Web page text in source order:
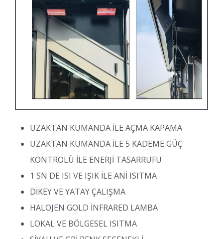
UZAKTAN KUMANDA İLE AÇMA KAPAMA
UZAKTAN KUMANDA İLE 5 KADEME GÜÇ
KONTROLÜ İLE ENERJİ TASARRUFU
1 SN DE ISI VE IŞIK İLE ANİ ISITMA
DİKEY VE YATAY ÇALIŞMA
HALOJEN GOLD İNFRARED LAMBA
LOKAL VE BÖLGESEL ISITMA